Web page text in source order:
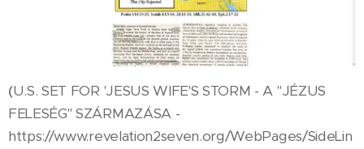
(U.S. SET FOR 'JESUS WIFE'S STORM - A "JÉZUS
FELESÉG" SZÁRMAZÁSA -
https://www.revelation2seven.org/WebPages/SideLin